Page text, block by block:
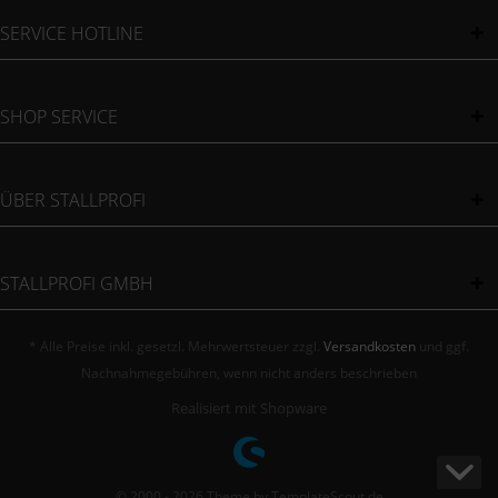
SERVICE HOTLINE
SHOP SERVICE
ÜBER STALLPROFI
STALLPROFI GMBH
* Alle Preise inkl. gesetzl. Mehrwertsteuer zzgl. Versandkosten und ggf.
Nachnahmegebühren, wenn nicht anders beschrieben
Realisiert mit Shopware